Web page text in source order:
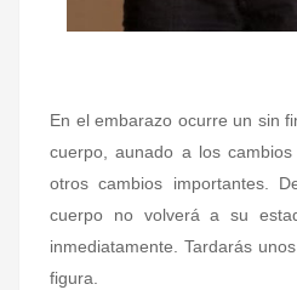
En el embarazo ocurre un sin
cuerpo, aunado a los
otros cambios importantes.
cuerpo no volverá a su
inmediatamente. Tardarás
figura.